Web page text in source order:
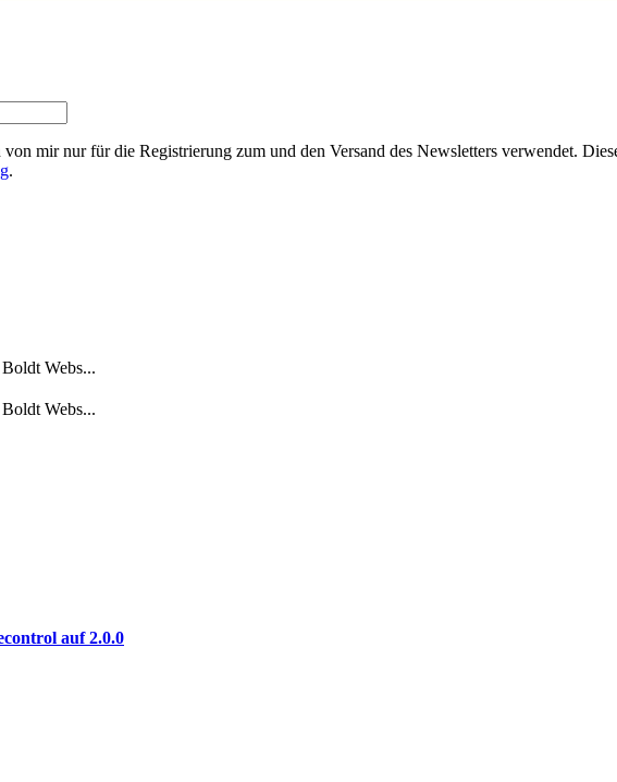
mir nur für die Registrierung zum und den Versand des Newsletters verwendet.
.
Webs...
Webs...
auf 2.0.0